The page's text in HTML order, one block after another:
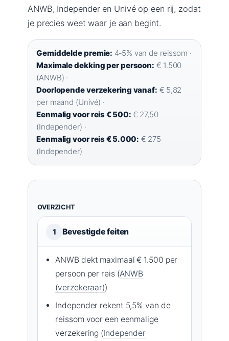
ANWB, Independer en Univé op een rij, zodat
je precies weet waar je aan begint.
Gemiddelde premie: 4‑5% van de reissom ·
Maximale dekking per persoon: € 1.500
(ANWB) ·
Doorlopende verzekering vanaf: € 5,82
per maand (Univé) ·
Eenmalig voor reis € 500: € 27,50
(Independer) ·
Eenmalig voor reis € 5.000: € 275
(Independer)
OVERZICHT
1 Bevestigde feiten
ANWB dekt maximaal € 1.500 per
persoon per reis (ANWB
(verzekeraar))
Independer rekent 5,5% van de
reissom voor een eenmalige
verzekering (Independer